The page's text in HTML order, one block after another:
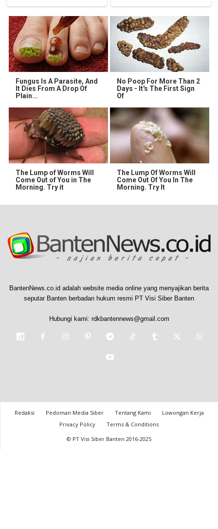
Fungus Is A Parasite, And
It Dies From A Drop Of
Plain...
No Poop For More Than 2
Days - It's The First Sign
Of
The Lump of Worms Will
Come Out of You in The
Morning. Try it
The Lump Of Worms Will
Come Out Of You In The
Morning. Try It
BantenNews.co.id adalah website media online yang menyajikan berita
seputar Banten berbadan hukum resmi PT Visi Siber Banten
Hubungi kami: rdkbantennews@gmail.com
Redaksi Pedoman Media Siber Tentang Kami
Lowongan Kerja
Privacy Policy
Terms & Conditions
© PT Visi Siber Banten 2016-2025